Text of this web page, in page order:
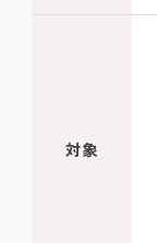
対象